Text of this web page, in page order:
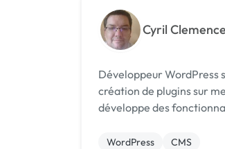
Cyril
Développeur WordPress
création de plugins sur
développe des
besoins spécifiques de
WordPress
CMS